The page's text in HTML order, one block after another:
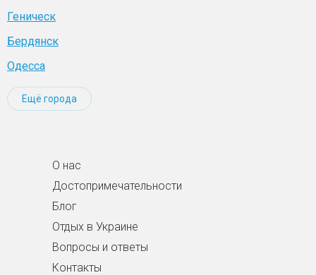
Геническ
Бердянск
Одесса
Ещё города
О нас
Достопримечательности
Блог
Отдых в Украине
Вопросы и ответы
Контакты